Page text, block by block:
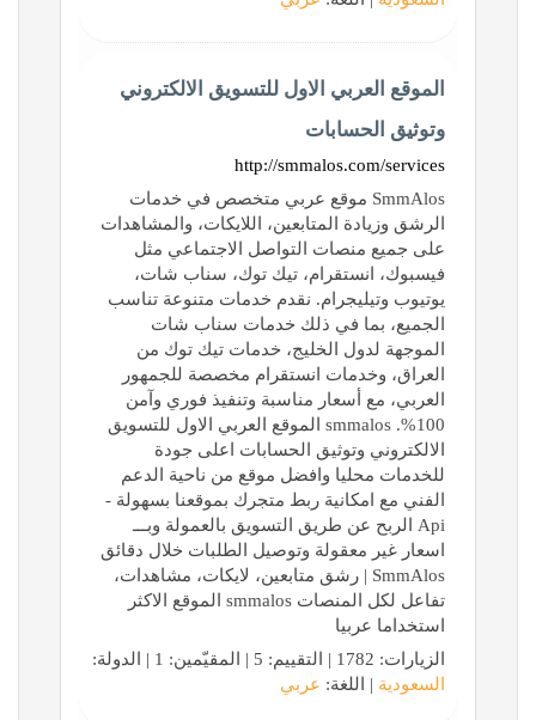
الموقع العربي الاول للتسويق الالكتروني
وتوثيق الحسابات
http://smmalos.com/services
SmmAlos موقع عربي متخصص في خدمات
الرشق وزيادة المتابعين، اللايكات، والمشاهدات
على جميع منصات التواصل الاجتماعي مثل
فيسبوك، انستقرام، تيك توك، سناب شات،
يوتيوب وتيليجرام. نقدم خدمات متنوعة تناسب
الجميع، بما في ذلك خدمات سناب شات
الموجهة لدول الخليج، خدمات تيك توك من
العراق، وخدمات انستقرام مخصصة للجمهور
العربي، مع أسعار مناسبة وتنفيذ فوري وآمن
100%. smmalos الموقع العربي الاول للتسويق
الالكتروني وتوثيق الحسابات اعلى جودة
للخدمات محليا وافضل موقع من ناحية الدعم
الفني مع امكانية ربط متجرك بموقعنا بسهولة -
Api الربح عن طريق التسويق بالعمولة وبـــ
اسعار غير معقولة وتوصيل الطلبات خلال دقائق
SmmAlos | رشق متابعين، لايكات، مشاهدات،
تفاعل لكل المنصات smmalos الموقع الاكثر
استخداما عربيا
الزيارات: 1782 | التقييم: 5 | المقيّمين: 1 | الدولة:
السعودية | اللغة: عربي